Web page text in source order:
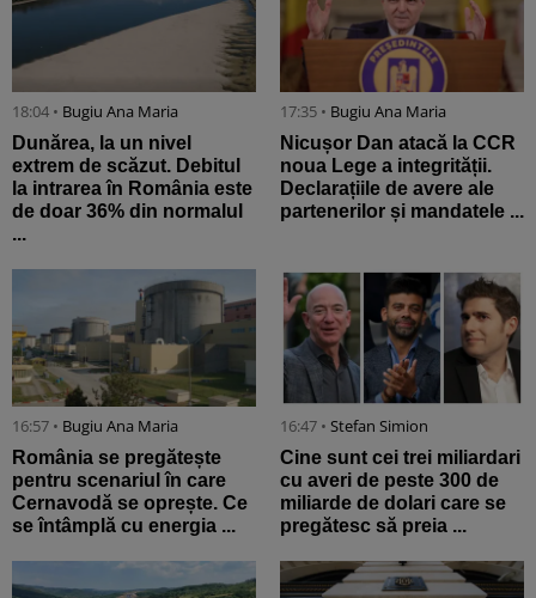
18:04 • Bugiu ⁠Ana Maria
Dunărea, la un nivel
extrem de scăzut. Debitul
la intrarea în România este
de doar 36% din normalul
...
17:35 • Bugiu ⁠Ana Maria
Nicușor Dan atacă la CCR
noua Lege a integrității.
Declarațiile de avere ale
partenerilor și mandatele ...
16:57 • Bugiu ⁠Ana Maria
România se pregătește
pentru scenariul în care
Cernavodă se oprește. Ce
se întâmplă cu energia ...
16:47 • Stefan Simion
Cine sunt cei trei miliardari
cu averi de peste 300 de
miliarde de dolari care se
pregătesc să preia ...